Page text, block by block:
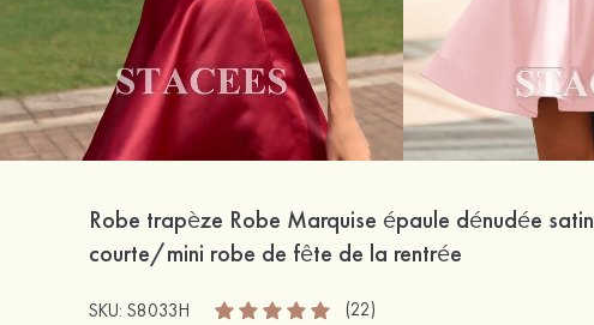
Robe trapèze Robe Marquise épaule dénudée satin
courte/mini robe de fête de la rentrée
SKU: S8033H (22)